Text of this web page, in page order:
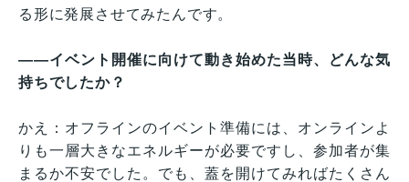
る形に発展させてみたんです。
——イベント開催に向けて動き始めた当時、どんな気
持ちでしたか？
かえ：オフラインのイベント準備には、オンラインよ
りも一層大きなエネルギーが必要ですし、参加者が集
まるか不安でした。でも、蓋を開けてみればたくさん